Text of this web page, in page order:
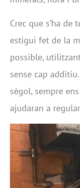
Crec que s’ha
estigui fet de la
possible,
sense cap
sègol, sempre
ajudaran a